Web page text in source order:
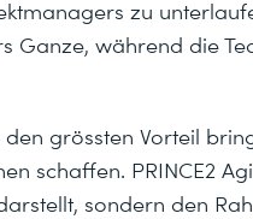
zu
Ganze, während die
grössten Vorteil
schaffen. PRINCE2
sondern den